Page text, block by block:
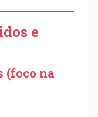
e
(foco na